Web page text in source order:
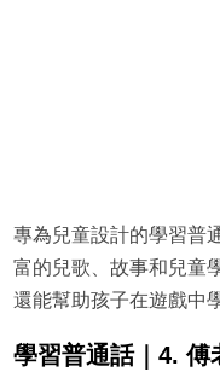
專為兒童設計的學習普
富的兒歌、故事和兒童
還能幫助孩子在遊戲中
學習普通話｜4. 傅